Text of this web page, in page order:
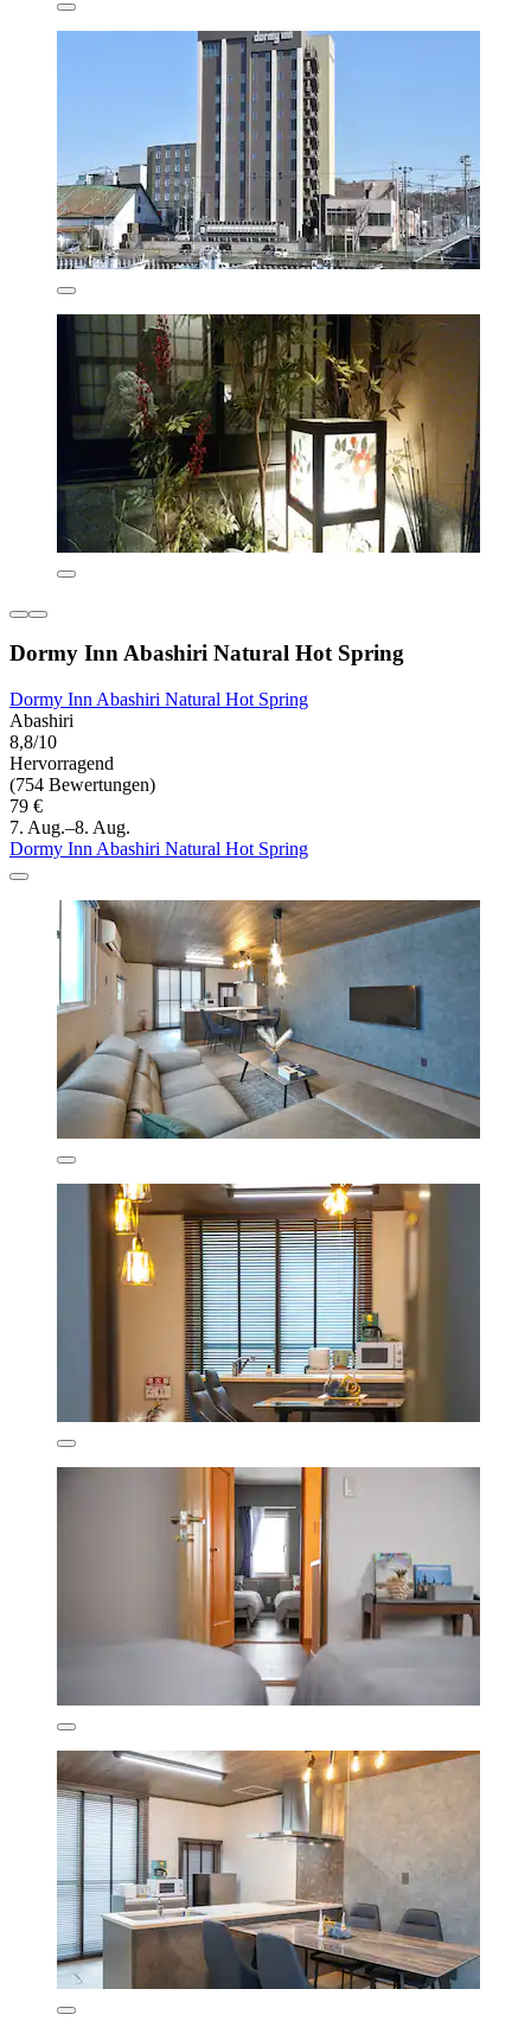
Dormy Inn Abashiri Natural Hot Spring
Dormy Inn Abashiri Natural Hot Spring
Abashiri
8,8/10
Hervorragend
(754 Bewertungen)
79 €
7. Aug.–8. Aug.
Dormy Inn Abashiri Natural Hot Spring